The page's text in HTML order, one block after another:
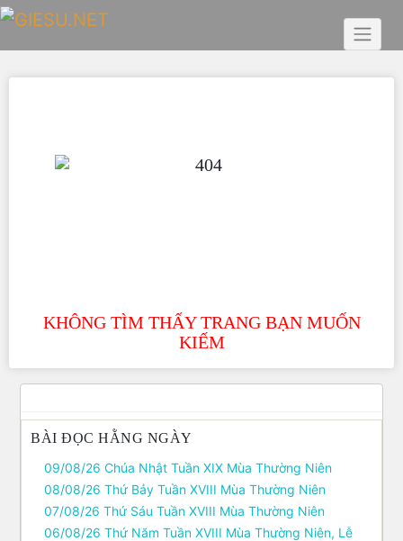
Skip
content
KHÔNG TÌM THẤY TRANG BẠN MUỐN
KIẾM
BÀI ĐỌC HẰNG NGÀY
09/08/26 Chúa Nhật Tuần XIX Mùa Thường Niên
08/08/26 Thứ Bảy Tuần XVIII Mùa Thường Niên
07/08/26 Thứ Sáu Tuần XVIII Mùa Thường Niên
06/08/26 Thứ Năm Tuần XVIII Mùa Thường Niên, Lễ